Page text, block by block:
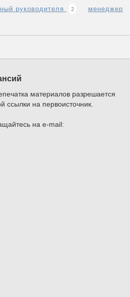
руководителя 2 менеджер
материалов разрешается
ссылки на первоисточник.
на e-mail: